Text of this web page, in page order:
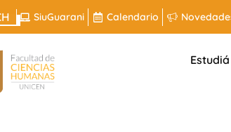
SiuGuarani Calendario